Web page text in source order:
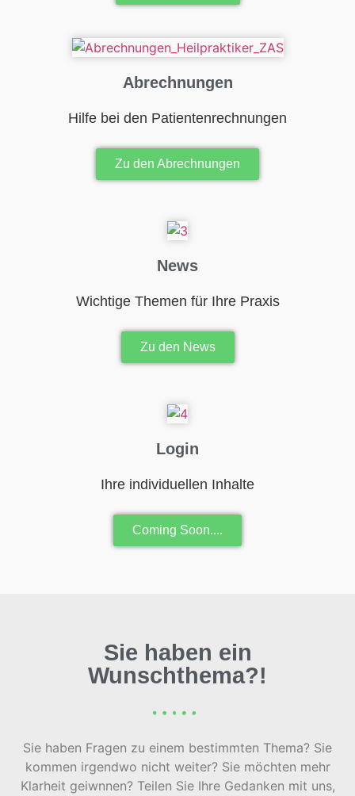
Abrechnungen
Hilfe bei den Patientenrechnungen
Zu den Abrechnungen
News
Wichtige Themen für Ihre Praxis
Zu den News
Login
Ihre individuellen Inhalte
Coming Soon....
Sie haben ein
Wunschthema?!
Sie haben Fragen zu einem bestimmten Thema? Sie
kommen irgendwo nicht weiter? Sie möchten mehr
Klarheit geiwnnen? Teilen Sie Ihre Gedanken mit uns,